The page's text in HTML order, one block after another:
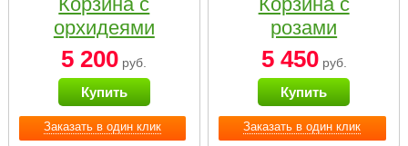
Заказать в один клик
орхидеями
малая
5 200 руб.
Купить
Заказать в один клик
розами
«Красный
Париж»
5 450руб.
Купить